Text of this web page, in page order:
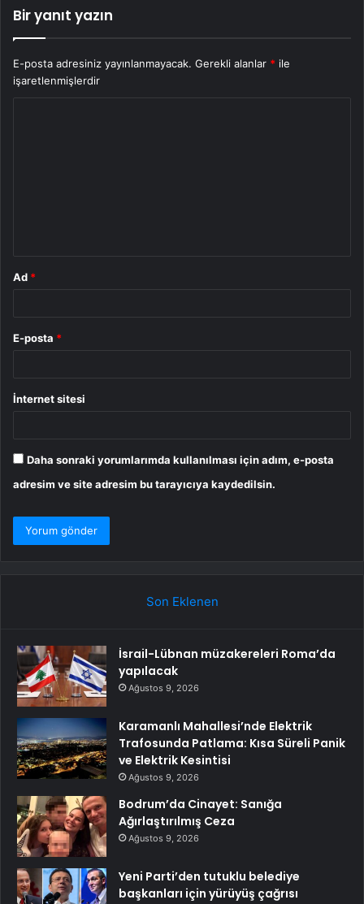
Bir yanıt yazın
E-posta adresiniz yayınlanmayacak. Gerekli alanlar * ile
işaretlenmişlerdir
Ad *
E-posta *
İnternet sitesi
Daha sonraki yorumlarımda kullanılması için adım, e-posta
adresim ve site adresim bu tarayıcıya kaydedilsin.
Son Eklenen
İsrail-Lübnan müzakereleri Roma’da
yapılacak
Ağustos 9, 2026
Karamanlı Mahallesi’nde Elektrik
Trafosunda Patlama: Kısa Süreli Panik
ve Elektrik Kesintisi
Ağustos 9, 2026
Bodrum’da Cinayet: Sanığa
Ağırlaştırılmış Ceza
Ağustos 9, 2026
Yeni Parti’den tutuklu belediye
başkanları için yürüyüş çağrısı